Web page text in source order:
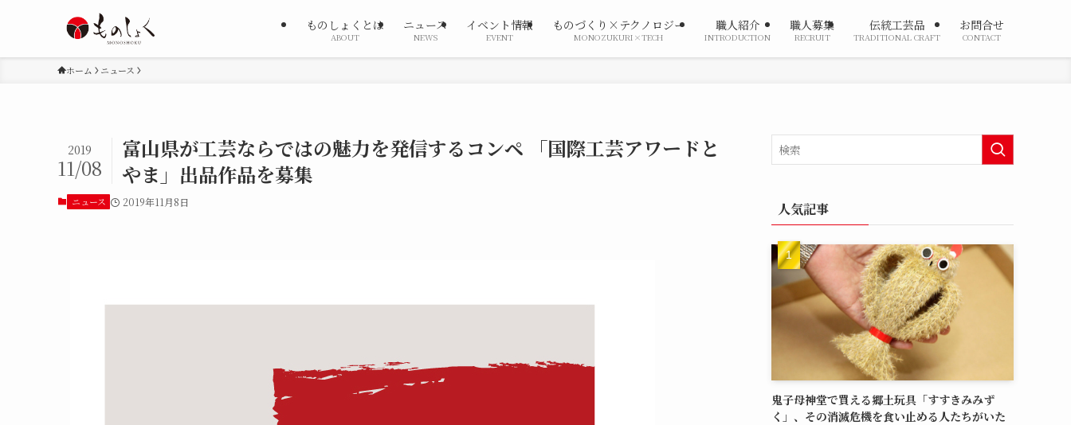
ものしょくとは
ABOUT
ニュース
NEWS
イベント情報
EVENT
ものづくり×テクノロジー
MONOZUKURI×TECH
職人紹介
INTRODUCTION
職人募集
RECRUIT
伝統工芸品
TRADITIONAL CRAFT
お問合せ
CONTACT
ホーム ニュース
富山県が工芸ならではの魅力を発信するコンペ 「国際工芸アワードと
やま」出品作品を募集
2019
11/08
ニュース 2019年11月8日 人気記事
鬼子母神堂で買える郷土玩具「すすきみみず
く」、その消滅危機を食い止める人たちがいた